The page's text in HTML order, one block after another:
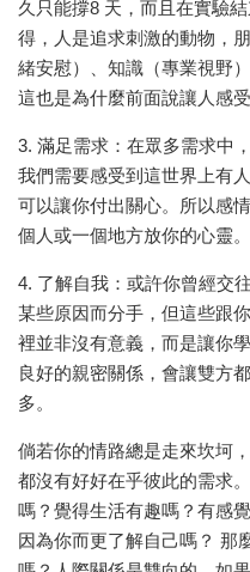
久只能撐8 天，而且在實驗
得，人是追求刺激的動物，
緒安慰）、知識（專業視野
這也是為什麼前面說讓人感
3. 滿足需求：在眾多需求中
我們需要感受到這世界上有
可以讓你付出關心。所以感
個人或一個地方放你的心靈。
4. 了解自我：或許你曾經交
某些原因而分手，但這些跟
裡並非沒有意義，而是讓你
良好的親密關係，會讓雙方
多。
倘若你的情路總是走來坎坷
都沒有好好在乎彼此的需求
嗎？覺得生活有趣嗎？有感
因為你而更了解自己嗎？ 那